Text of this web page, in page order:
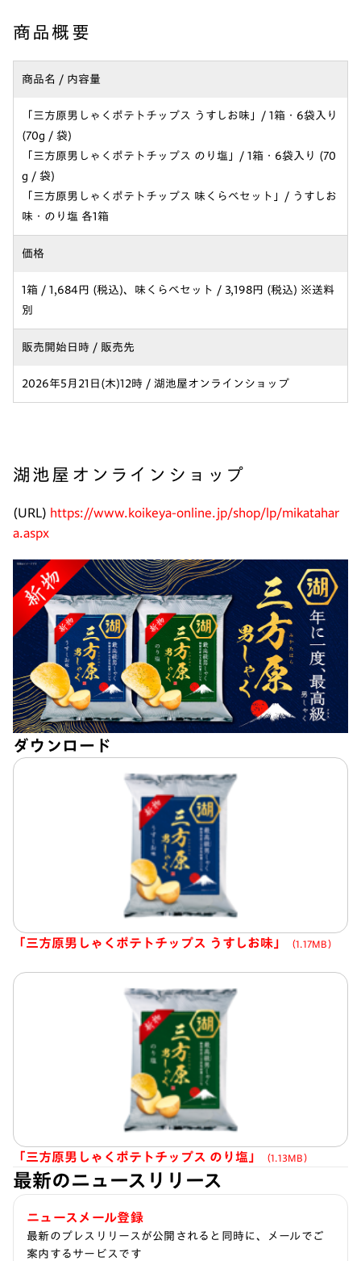
商品概要
商品名 / 内容量
「三方原男しゃくポテトチップス うすしお味」/ 1箱・6袋入り
(70g / 袋)
「三方原男しゃくポテトチップス のり塩」/ 1箱・6袋入り (70
g / 袋)
「三方原男しゃくポテトチップス 味くらべセット」/ うすしお
味・のり塩 各1箱
価格
1箱 / 1,684円 (税込)、味くらべセット / 3,198円 (税込) ※送料
別
販売開始日時 / 販売先
2026年5月21日(木)12時 / 湖池屋オンラインショップ
湖池屋オンラインショップ
(URL) https://www.koikeya-online.jp/shop/lp/mikatahar
a.aspx
ダウンロード
「三方原男しゃくポテトチップス うすしお味」 （1.17MB）
「三方原男しゃくポテトチップス のり塩」 （1.13MB）
最新のニュースリリース
ニュースメール登録
最新のプレスリリースが公開されると同時に、メールでご
案内するサービスです